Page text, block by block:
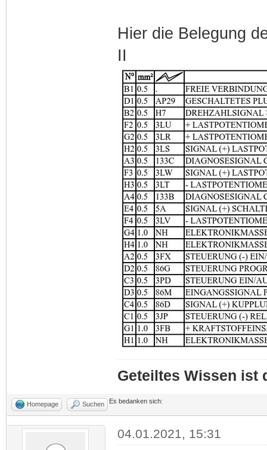
Hier die Belegung
II
Geteiltes Wissen ist
Homepage Suchen Es bedanken sich:
04.01.2021, 15:31